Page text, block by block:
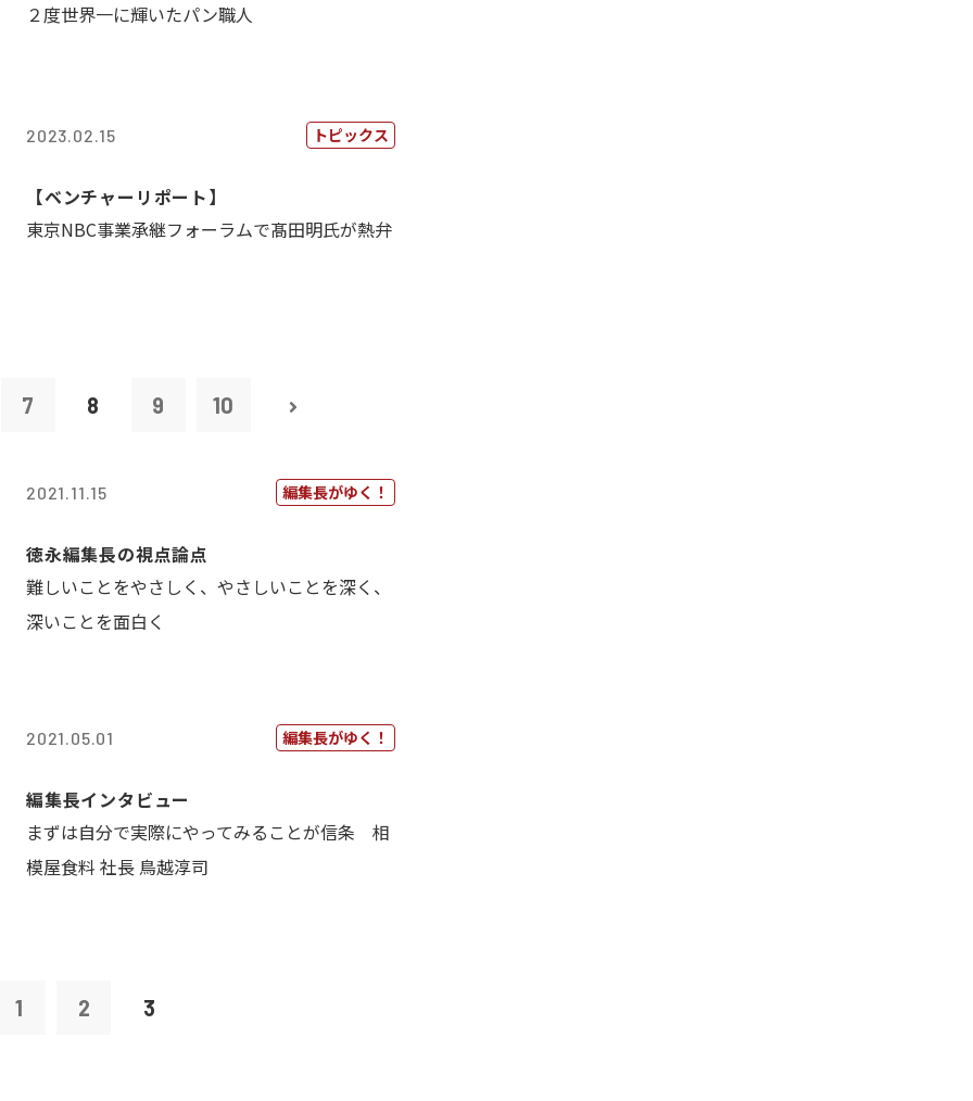
２度世界一に輝いたパン職人
2023.02.15 トピックス
【ベンチャーリポート】
東京NBC事業承継フォーラムで髙田明氏が熱弁
7 8 9 10
2021.11.15 編集長がゆく！
徳永編集長の視点論点
難しいことをやさしく、やさしいことを深く、
深いことを面白く
2021.05.01 編集長がゆく！
編集長インタビュー
まずは自分で実際にやってみることが信条 相
模屋食料 社長 鳥越淳司
1 2 3